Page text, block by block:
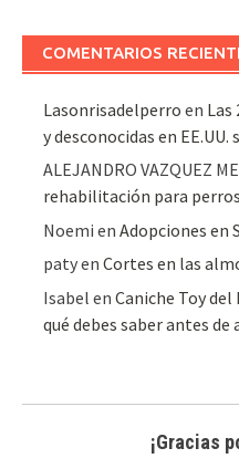
COMENTARIOS
Lasonrisadelperro en Las
y desconocidas en
ALEJANDRO VAZQUEZ
rehabilitación para perros
Noemi enAdopciones en
patyenCortes en las
Isabel enCaniche Toy
qué debes saber antes de
¡Gracias